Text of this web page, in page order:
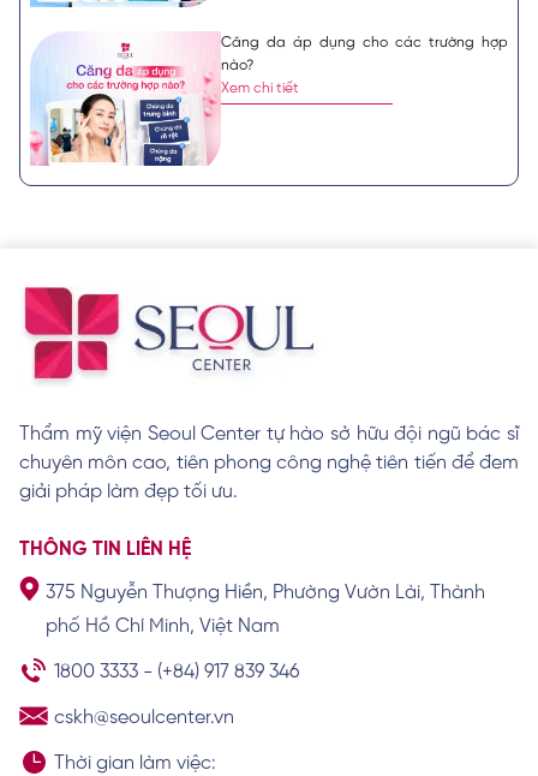
Căng da áp dụng cho các trường hợp
nào?
Xem chi tiết
Quy trình căng da mặt chuẩn tại Seoul
Xem chi tiết
Các giai đoạn và dấu hiệu đặc trưng của
Thẩm mỹ viện Seoul Center tự hào sở hữu đội ngũ bác sĩ
chuyên môn cao, tiên phong công nghệ tiên tiến để đem
giải pháp làm đẹp tối ưu.
THÔNG TIN LIÊN HỆ
375 Nguyễn Thượng Hiền, Phường Vườn Lài, Thành
phố Hồ Chí Minh, Việt Nam
1800 3333 - (+84) 917 839 346
cskh@seoulcenter.vn
Thời gian làm việc: